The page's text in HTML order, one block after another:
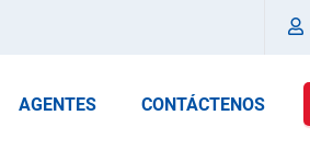
AGENTES CONTÁCTENOS